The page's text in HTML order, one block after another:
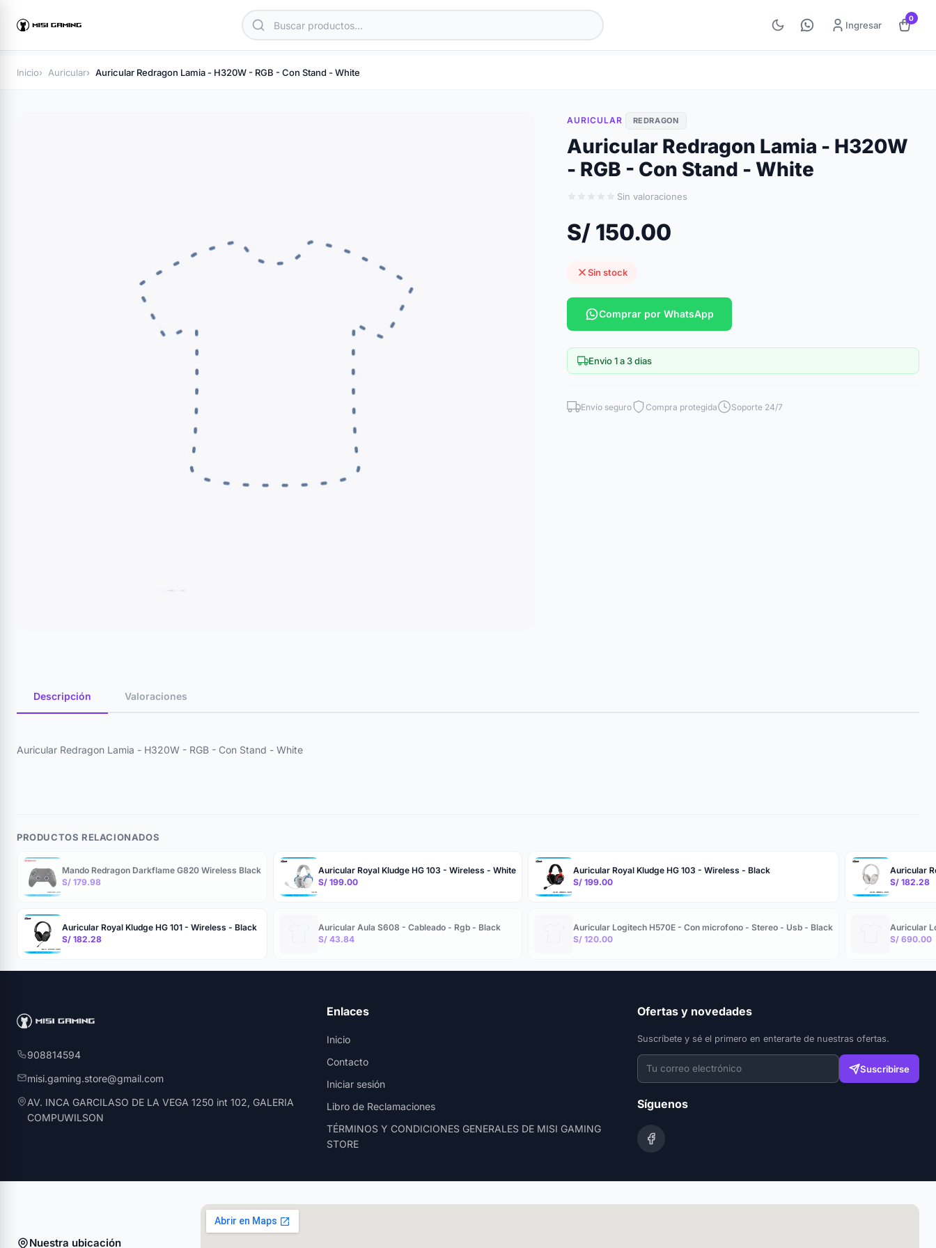
Ingresar
0
Inicio Auricular Auricular Redragon Lamia - H320W - RGB - Con Stand - White
AURICULAR REDRAGON
Auricular Redragon Lamia - H320W
- RGB - Con Stand - White
Sin valoraciones
S/ 150.00
Sin stock
Comprar por WhatsApp
Envio 1 a 3 dias
Envío seguro Compra protegida Soporte 24/7
Descripción Valoraciones
Auricular Redragon Lamia - H320W - RGB - Con Stand - White
PRODUCTOS RELACIONADOS
Mando Redragon Darkflame G820 Wireless Black
S/ 179.98
Auricular Royal Kludge HG 103 - Wireless - White
S/ 199.00
Auricular Royal Kludge HG 103 - Wireless - Black
S/ 199.00
Auricular
S/ 182.28
Auricular Royal Kludge HG 101 - Wireless - Black
S/ 182.28
Auricular Aula S608 - Cableado - Rgb - Black
S/ 43.84
Auricular Logitech H570E - Con microfono - Stereo - Usb - Black
S/ 120.00
Auricular
S/ 690.00
908814594
misi.gaming.store@gmail.com
AV. INCA GARCILASO DE LA VEGA 1250 int 102, GALERIA
COMPUWILSON
Enlaces
Inicio
Contacto
Iniciar sesión
Libro de Reclamaciones
TÉRMINOS Y CONDICIONES GENERALES DE MISI GAMING
STORE
Ofertas y novedades
Suscríbete y sé el primero en enterarte de nuestras ofertas.
Suscribirse
Síguenos
Nuestra ubicación